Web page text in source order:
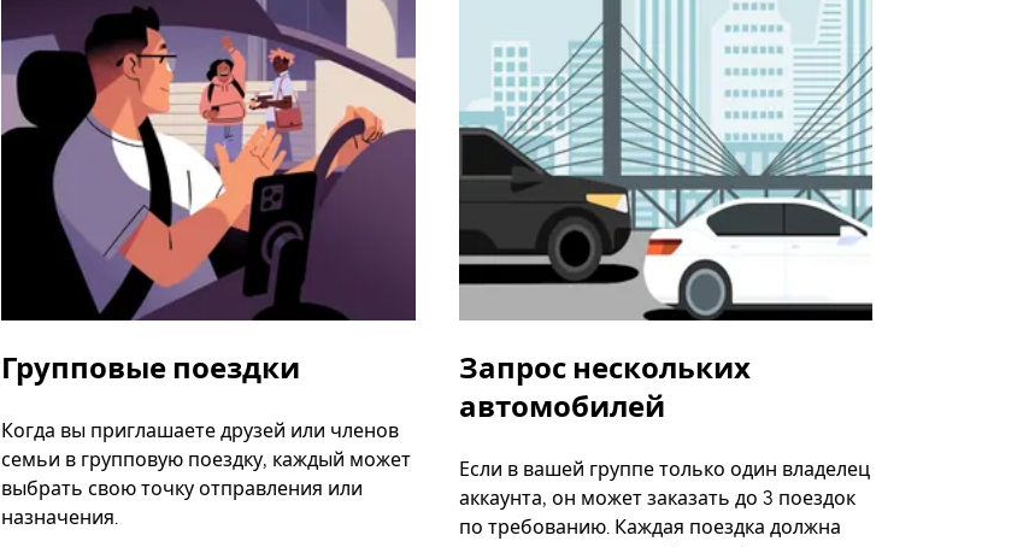
Групповые поездки
Когда вы приглашаете друзей или членов
семьи в групповую поездку, каждый может
выбрать свою точку отправления или
назначения.
Запрос нескольких
автомобилей
Если в вашей группе только один владелец
аккаунта, он может заказать до 3 поездок
по требованию. Каждая поездка должна